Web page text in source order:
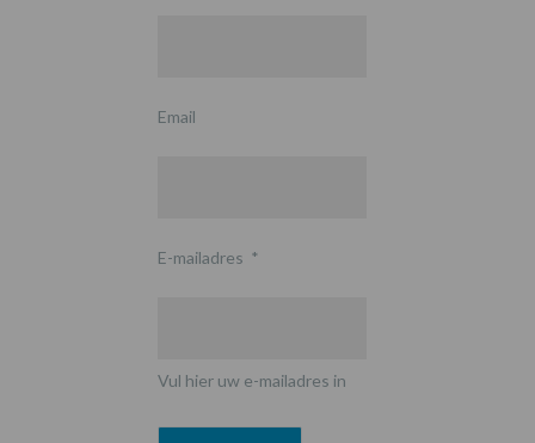
Email
E-mailadres *
Vul hier uw e-mailadres in